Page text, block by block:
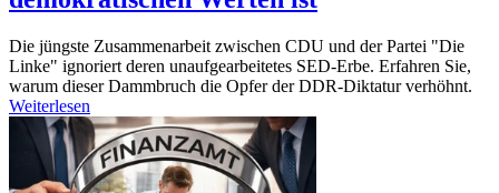
Die jüngste Zusammenarbeit zwischen CDU und der Partei "Die
Linke" ignoriert deren unaufgearbeitetes SED-Erbe. Erfahren Sie,
warum dieser Dammbruch die Opfer der DDR-Diktatur verhöhnt.
Weiterlesen